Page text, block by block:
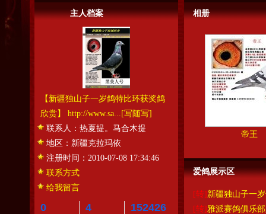
主人档案
【新疆独山子一岁鸽特比环获奖鸽
欣赏】 http://www.sa... [写随写]
联系人： 热夏提。马合木提
地区： 新疆克拉玛依
注册时间： 2010-07-08 17:34:46
联系方式
给我留言
0 4 152426
相册
帝王
爱鸽展示区
[转] 新疆独山子一
[转]雅派赛鸽俱乐